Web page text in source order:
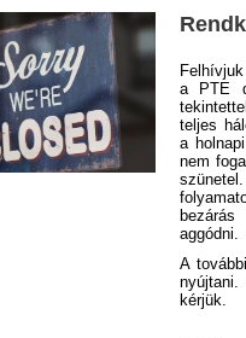
a PTE
teljes
a
nem
aggódni.
A
kérjük.